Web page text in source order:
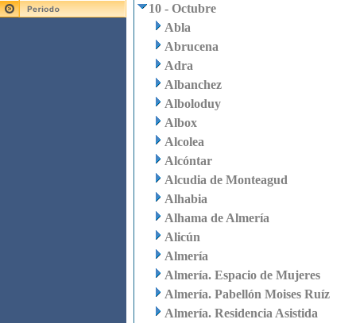
10 - Octubre
Abla
Abrucena
Adra
Albanchez
Alboloduy
Albox
Alcolea
Alcóntar
Alcudia de Monteagud
Alhabia
Alhama de Almería
Alicún
Almería
Almería. Espacio de Mujeres
Almería. Pabellón Moises Ruíz
Almería. Residencia Asistida